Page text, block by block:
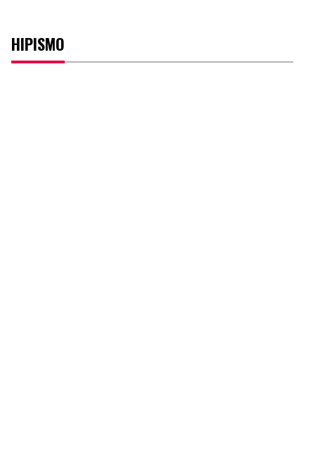
HIPISMO